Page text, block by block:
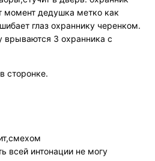
момент дедушка метко как
глаз охраннику черенком.
3 охранника с
сторонке.
всей интонации не могу